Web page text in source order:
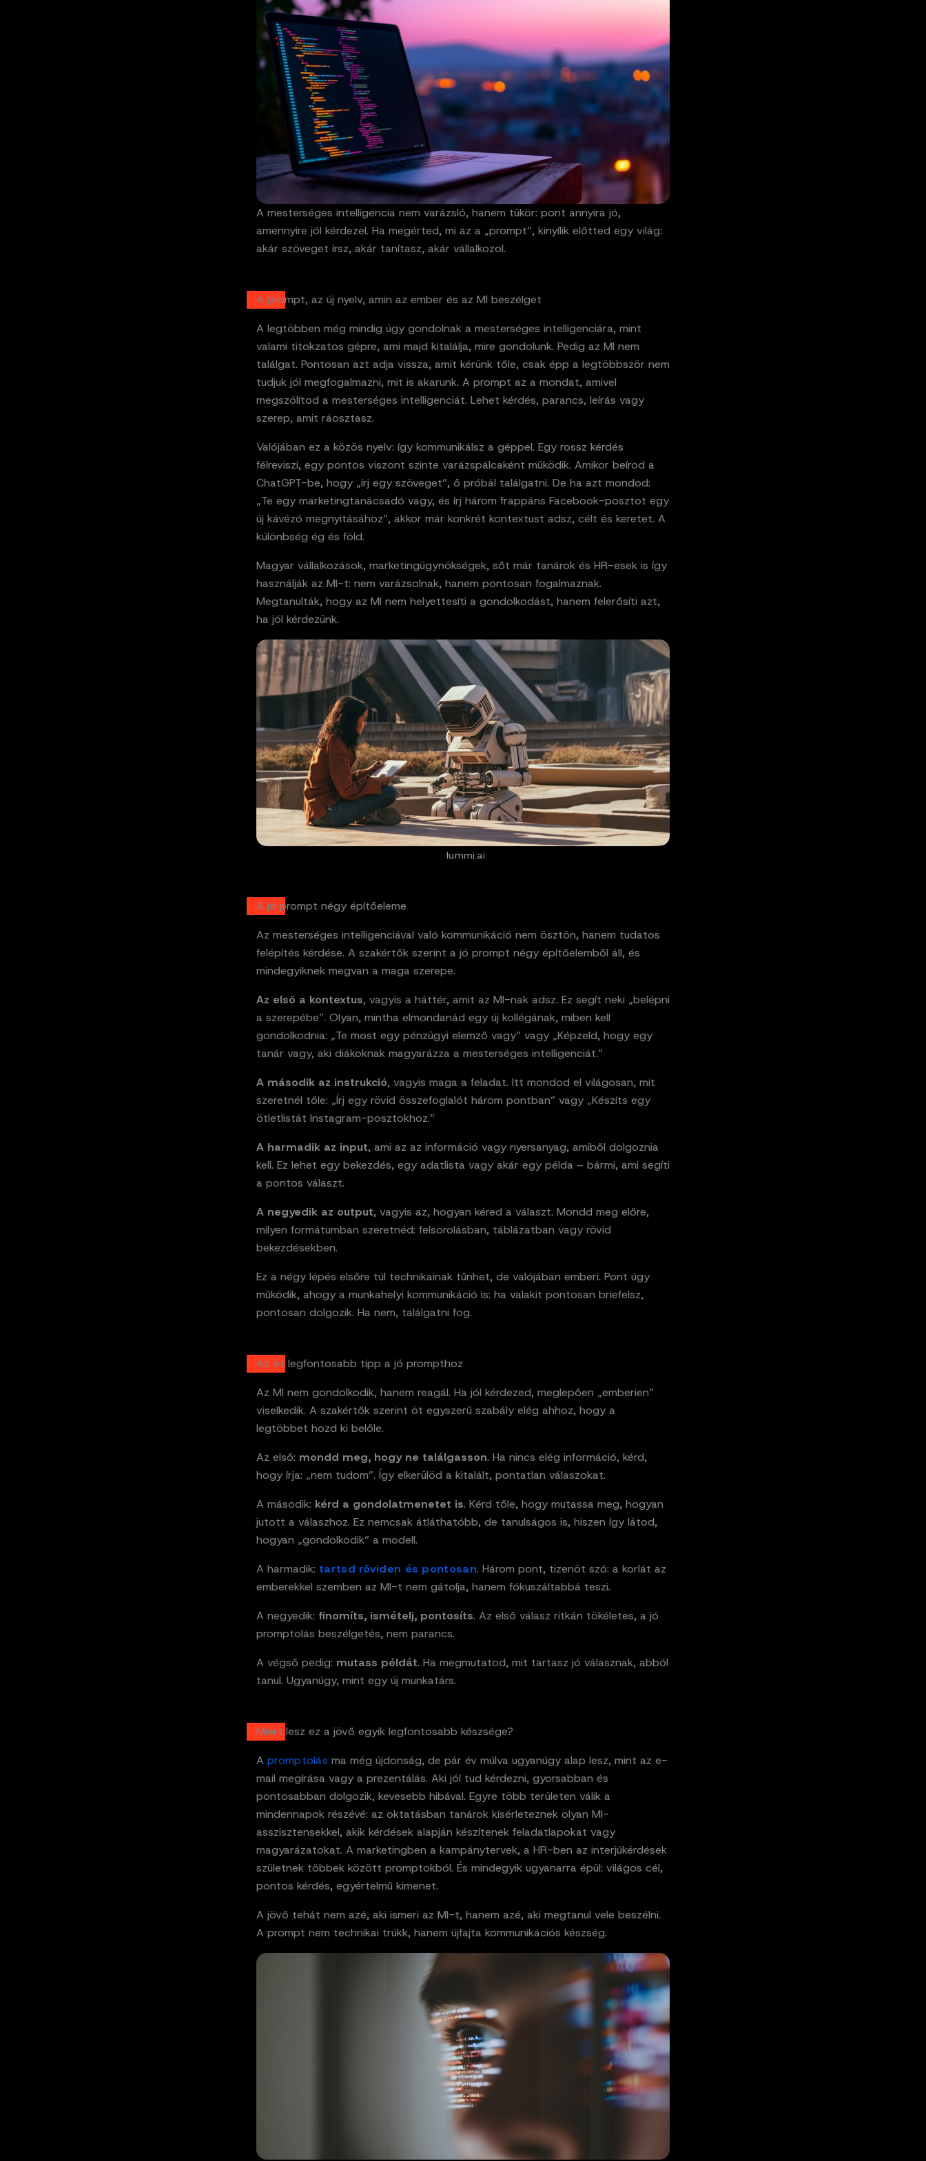
A mesterséges intelligencia nem varázsló, hanem tükör: pont annyira jó,
amennyire jól kérdezel. Ha megérted, mi az a „prompt”, kinyílik előtted egy világ:
akár szöveget írsz, akár tanítasz, akár vállalkozol.
A prompt, az új nyelv, amin az ember és az MI beszélget
A legtöbben még mindig úgy gondolnak a mesterséges intelligenciára, mint
valami titokzatos gépre, ami majd kitalálja, mire gondolunk. Pedig az MI nem
találgat. Pontosan azt adja vissza, amit kérünk tőle, csak épp a legtöbbször nem
tudjuk jól megfogalmazni, mit is akarunk. A prompt az a mondat, amivel
megszólítod a mesterséges intelligenciát. Lehet kérdés, parancs, leírás vagy
szerep, amit ráosztasz.
Valójában ez a közös nyelv: így kommunikálsz a géppel. Egy rossz kérdés
félreviszi, egy pontos viszont szinte varázspálcaként működik. Amikor beírod a
ChatGPT-be, hogy „írj egy szöveget”, ő próbál találgatni. De ha azt mondod:
„Te egy marketingtanácsadó vagy, és írj három frappáns Facebook-posztot egy
új kávézó megnyitásához”, akkor már konkrét kontextust adsz, célt és keretet. A
különbség ég és föld.
Magyar vállalkozások, marketingügynökségek, sőt már tanárok és HR-esek is így
használják az MI-t: nem varázsolnak, hanem pontosan fogalmaznak.
Megtanulták, hogy az MI nem helyettesíti a gondolkodást, hanem felerősíti azt,
ha jól kérdezünk.
lummi.ai
A jó prompt négy építőeleme
Az mesterséges intelligenciával való kommunikáció nem ösztön, hanem tudatos
felépítés kérdése. A szakértők szerint a jó prompt négy építőelemből áll, és
mindegyiknek megvan a maga szerepe.
Az első a kontextus, vagyis a háttér, amit az MI-nak adsz. Ez segít neki „belépni
a szerepébe”. Olyan, mintha elmondanád egy új kollégának, miben kell
gondolkodnia: „Te most egy pénzügyi elemző vagy” vagy „Képzeld, hogy egy
tanár vagy, aki diákoknak magyarázza a mesterséges intelligenciát.”
A második az instrukció, vagyis maga a feladat. Itt mondod el világosan, mit
szeretnél tőle: „Írj egy rövid összefoglalót három pontban” vagy „Készíts egy
ötletlistát Instagram-posztokhoz.”
A harmadik az input, ami az az információ vagy nyersanyag, amiből dolgoznia
kell. Ez lehet egy bekezdés, egy adatlista vagy akár egy példa – bármi, ami segíti
a pontos választ.
A negyedik az output, vagyis az, hogyan kéred a választ. Mondd meg előre,
milyen formátumban szeretnéd: felsorolásban, táblázatban vagy rövid
bekezdésekben.
Ez a négy lépés elsőre túl technikainak tűnhet, de valójában emberi. Pont úgy
működik, ahogy a munkahelyi kommunikáció is: ha valakit pontosan briefelsz,
pontosan dolgozik. Ha nem, találgatni fog.
Az öt legfontosabb tipp a jó prompthoz
Az MI nem gondolkodik, hanem reagál. Ha jól kérdezed, meglepően „emberien”
viselkedik. A szakértők szerint öt egyszerű szabály elég ahhoz, hogy a
legtöbbet hozd ki belőle.
Az első: mondd meg, hogy ne találgasson. Ha nincs elég információ, kérd,
hogy írja: „nem tudom”. Így elkerülöd a kitalált, pontatlan válaszokat.
A második: kérd a gondolatmenetet is. Kérd tőle, hogy mutassa meg, hogyan
jutott a válaszhoz. Ez nemcsak átláthatóbb, de tanulságos is, hiszen így látod,
hogyan „gondolkodik” a modell.
A harmadik: tartsd röviden és pontosan. Három pont, tizenöt szó: a korlát az
emberekkel szemben az MI-t nem gátolja, hanem fókuszáltabbá teszi.
A negyedik: finomíts, ismételj, pontosíts. Az első válasz ritkán tökéletes, a jó
promptolás beszélgetés, nem parancs.
A végső pedig: mutass példát. Ha megmutatod, mit tartasz jó válasznak, abból
tanul. Ugyanúgy, mint egy új munkatárs.
Miért lesz ez a jövő egyik legfontosabb készsége?
A promptolásma még újdonság, de pár év múlva ugyanúgy alap lesz, mint az e-
mail megírása vagy a prezentálás. Aki jól tud kérdezni, gyorsabban és
pontosabban dolgozik, kevesebb hibával. Egyre több területen válik a
mindennapok részévé: az oktatásban tanárok kísérleteznek olyan MI-
asszisztensekkel, akik kérdések alapján készítenek feladatlapokat vagy
magyarázatokat. A marketingben a kampánytervek, a HR-ben az interjúkérdések
születnek többek között promptokból. És mindegyik ugyanarra épül: világos cél,
pontos kérdés, egyértelmű kimenet.
A jövő tehát nem azé, aki ismeri az MI-t, hanem azé, aki megtanul vele beszélni.
A prompt nem technikai trükk, hanem újfajta kommunikációs készség.